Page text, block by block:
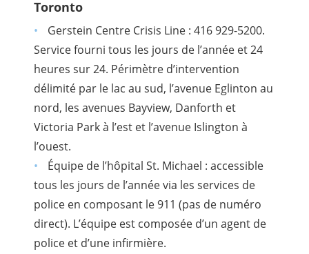
Toronto
Gerstein Centre Crisis Line : 416 929-5200.
Service fourni tous les jours de l’année et 24
heures sur 24. Périmètre d’intervention
délimité par le lac au sud, l’avenue Eglinton au
nord, les avenues Bayview, Danforth et
Victoria Park à l’est et l’avenue Islington à
l’ouest.
Équipe de l’hôpital St. Michael : accessible
tous les jours de l’année via les services de
police en composant le 911 (pas de numéro
direct). L’équipe est composée d’un agent de
police et d’une infirmière.